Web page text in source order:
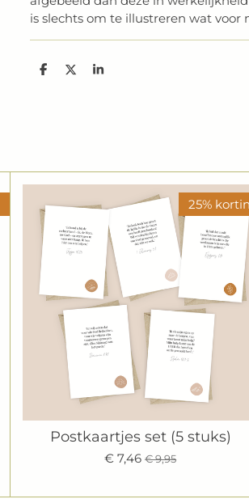
is slechts om te illustreren wat
D
D
S
25%
Postkaartjes set (5 stuks)
€ 7,46 € 9,95